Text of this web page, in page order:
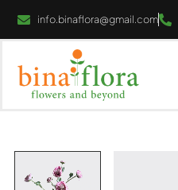
info.binaflora@gmail.com